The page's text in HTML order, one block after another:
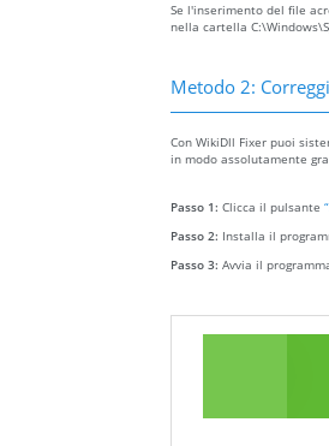
Se l'inserimento del file
nella cartella
Metodo 2:
Con WikiDll Fixer puoi
in modo assolutamente
Passo 1: Clicca il pulsante
Passo 2: Installa il
Passo 3: Avvia il